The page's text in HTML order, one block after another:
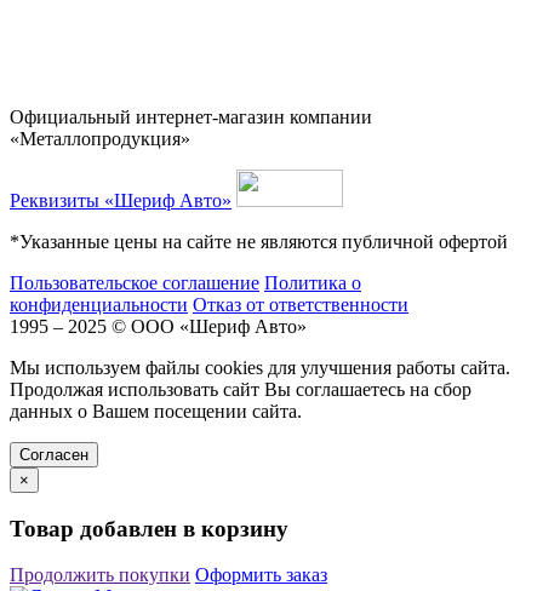
Официальный интернет-магазин компании
«Металлопродукция»
Реквизиты «Шериф Авто»
*Указанные цены на сайте не являются публичной офертой
Пользовательское соглашение Политика о
конфиденциальности Отказ от ответственности
1995 – 2025 © ООО «Шериф Авто»
Мы используем файлы cookies для улучшения работы сайта.
Продолжая использовать сайт Вы соглашаетесь на сбор
данных о Вашем посещении сайта.
Cогласен
×
Товар добавлен в корзину
Продолжить покупки Оформить заказ